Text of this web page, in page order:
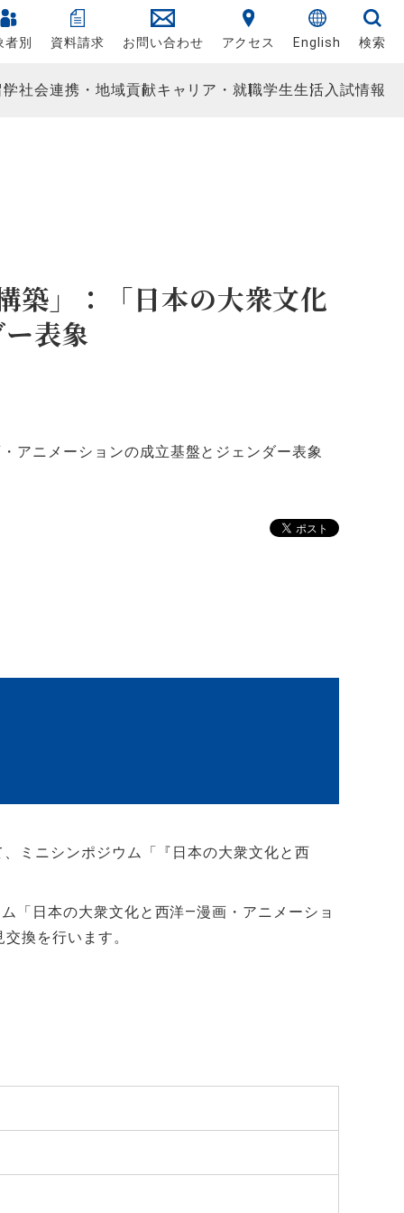
者別 資料請求 お問い合わせ アクセス English 検索
社会連携・地域貢献キャリア・就職学生生活入試情報
築」：「日本の大衆文化
表象
アニメーションの成立基盤とジェンダー表象
ミニシンポジウム「『日本の大衆文化と西
「日本の大衆文化と西洋―漫画・アニメーショ
換を行います。